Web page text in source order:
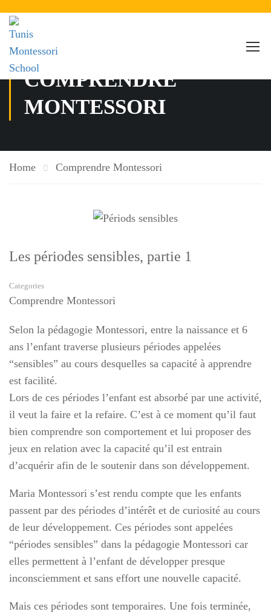
COMPRENDRE
MONTESSORI
Home Comprendre Montessori
Les périodes sensibles, partie 1
Categories
Comprendre Montessori
Selon la pédagogie Montessori, entre la naissance et 6
ans l’enfant traverse plusieurs périodes appelées
“sensibles” au cours desquelles sa capacité à apprendre
est facilité.
Lors de ces périodes l’enfant est absorbé par une activité,
il veut la faire et la refaire. C’est à ce moment qu’il faut
bien comprendre son comportement et lui proposer des
jeux en relation avec la capacité qu’il est entrain
d’acquérir afin de le soutenir dans son développement.
Maria Montessori s’est rendu compte que les enfants
passent par des périodes d’intérêt et de curiosité au cours
de leur développement. Ces périodes sont appelées
“périodes sensibles” dans la pédagogie Montessori car
elles permettent à l’enfant de développer presque
inconsciemment et sans effort une nouvelle capacité.
Mais ces périodes sont temporaires. Une fois terminée,